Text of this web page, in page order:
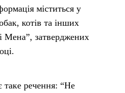
міститься у
котів та інших
Мена”, затверджених
речення: “Не